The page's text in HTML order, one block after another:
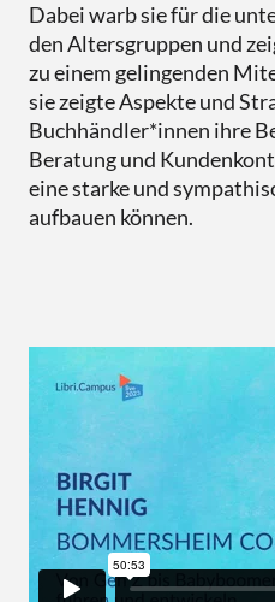
Dabei warb sie für die
den Altersgruppen und
zu einem gelingenden
sie zeigteAspekte und
Buchhändler*innen ihre
Beratung und
eine starke und
aufbauen können.